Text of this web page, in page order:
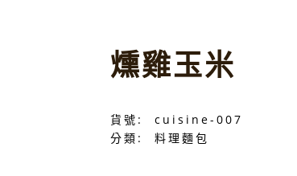
燻雞玉米
貨號:
cuisine-007
分類:
料理麵包